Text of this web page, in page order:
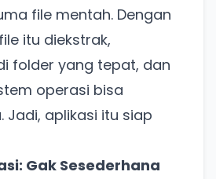
file mentah. Dengan
itu diekstrak,
folder yang tepat, dan
operasi bisa
Jadi, aplikasi itu siap
Gak Sesederhana